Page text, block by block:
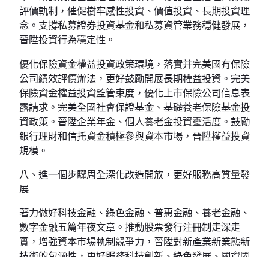
評價軌制，催促樹牢感性投資、價值投資、長期投資理
念。支撐私募證券投資基金和私募資管業務穩健發展，
晉陞投資行為穩定性。
優化保險資金權益投資政策環境，落實并完美國有保險
公司績效評價辦法，更好鼓勵開展長期權益投資。完美
保險資金權益投資監管束度，優化上市保險公司信息表
露請求。完美全國社會保證基金、基礎養老保險基金投
資政策。晉陞企業年金、個人養老金投資靈活度。鼓勵
銀行理財和信托資金積極參與資本市場，晉陞權益投資
規模。
八、進一個步驟周全深化改造開放，更好服務高質量發
展
著力做好科技金融、綠色金融、普惠金融、養老金融、
數字金融五篇年夜文章。推動股票發行注冊制走深走
實，增強資本市場軌制競爭力，晉陞對新產業新業態新